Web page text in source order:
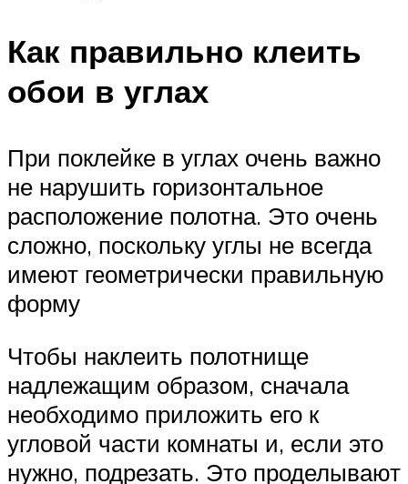
Как правильно клеить
обои в углах
При поклейке в углах очень важно
не нарушить горизонтальное
расположение полотна. Это очень
сложно, поскольку углы не всегда
имеют геометрически правильную
форму
Чтобы наклеить полотнище
надлежащим образом, сначала
необходимо приложить его к
угловой части комнаты и, если это
нужно, подрезать. Это проделывают